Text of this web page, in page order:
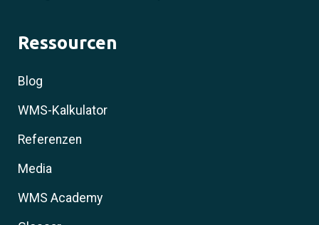
Ressourcen
Blog
WMS-Kalkulator
Referenzen
Media
WMS Academy